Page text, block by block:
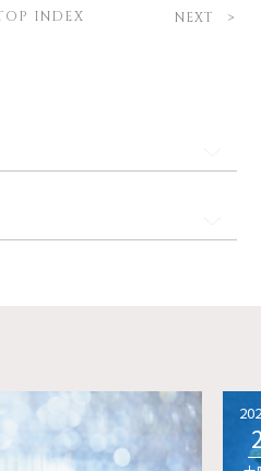
INDEX NEXT